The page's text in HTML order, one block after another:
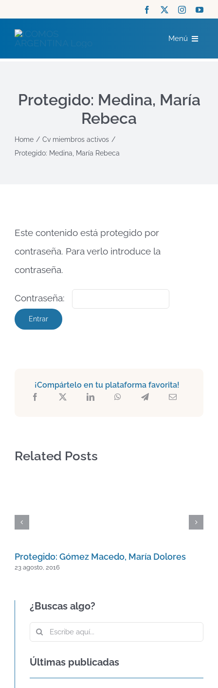
contenido
Menú
COMITÉS
Protegido: Medina, María
Rebeca
Home
Cv miembros activos
Protegido: Medina, María Rebeca
Este contenido está protegido por
contraseña. Para verlo introduce la
contraseña.
Contraseña:
¡Compártelo en tu plataforma favorita!
Related Posts
Protegido: Gómez Macedo, María Dolores
23 agosto, 2016
¿Buscas algo?
Buscar:
Últimas publicadas
VENECIA – CARTA
INTERNACIONAL SOBRE LA
CONSERVACIÓN Y LA